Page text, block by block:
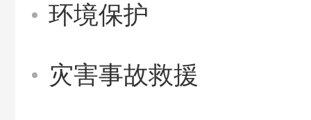
环境保护
灾害事故救援